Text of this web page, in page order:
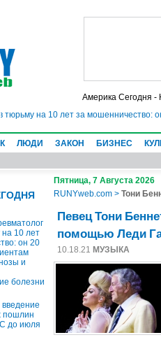
Америка Сегодня
тюрьму на 10 лет за мошенничество:
ЛЮДИ ЗАКОН БИЗНЕС
на 10 лет
он 20
и
болезни
пошлин
до июля
Пятница, 7 Августа 2026
RUNYweb.com > Тони
Певец Тони
помощью Леди
10.18.21 МУЗЫКА